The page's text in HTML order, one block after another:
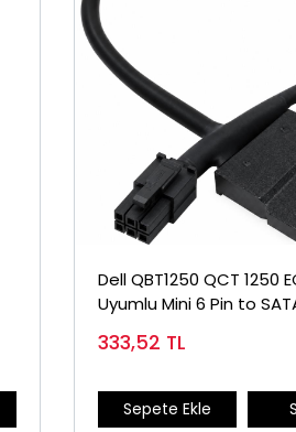
Dell QBT1250 QCT 1250
Uyumlu Mini 6 Pin to
333,52 TL
Sepete Ekle